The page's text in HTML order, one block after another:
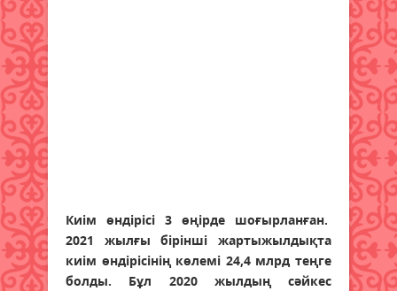
Киім өндірісі 3 өңірде шоғырланған.
2021 жылғы бірінші жартыжылдықта
киім өндірісінің көлемі 24,4 млрд теңге
болды. Бұл 2020 жылдың сәйкес